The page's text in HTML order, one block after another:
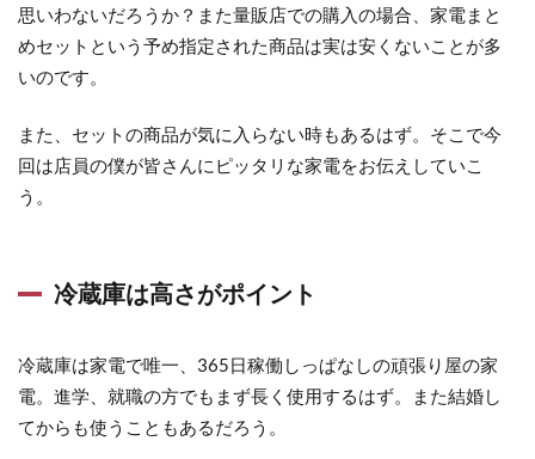
思いわないだろうか？また量販店での購入の場合、家電まと
めセットという予め指定された商品は実は安くないことが多
いのです。
また、セットの商品が気に入らない時もあるはず。そこで今
回は店員の僕が皆さんにピッタリな家電をお伝えしていこ
う。
冷蔵庫は高さがポイント
冷蔵庫は家電で唯一、365日稼働しっぱなしの頑張り屋の家
電。進学、就職の方でもまず長く使用するはず。また結婚し
てからも使うこともあるだろう。